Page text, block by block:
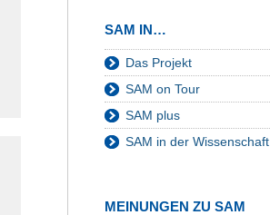
SAM IN…
Das Projekt
SAM on Tour
SAM plus
SAM in der Wissenschaft
MEINUNGEN ZU SAM